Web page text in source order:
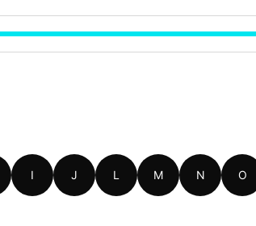
I J L M N O